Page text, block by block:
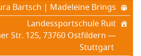
Bartsch | Madeleine Brings
Landessportschule Ruit
Str. 125, 73760 Ostfildern —
Stuttgart